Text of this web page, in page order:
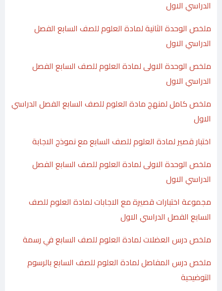
الدراسي الاول
ملخص الوحدة الثانية لمادة العلوم للصف السابع الفصل
الدراسي الاول
ملخص الوحدة الاولى لمادة العلوم للصف السابع الفصل
الدراسي الاول
ملخص كامل لمنهج مادة العلوم للصف السابع الفصل الدراسي
الاول
اختبار قصير لمادة العلوم للصف السابع مع نموذج الاجابة
ملخص الوحدة الاولى لمادة العلوم للصف السابع الفصل
الدراسي الاول
مجموعة اختبارات قصيرة مع الاجابات لمادة العلوم للصف
السابع الفصل الدراسي الاول
ملخص درس العضلات لمادة العلوم للصف السابع في رسمة
ملخص درس المفاصل لمادة العلوم للصف السابع بالرسوم
التوضيحية